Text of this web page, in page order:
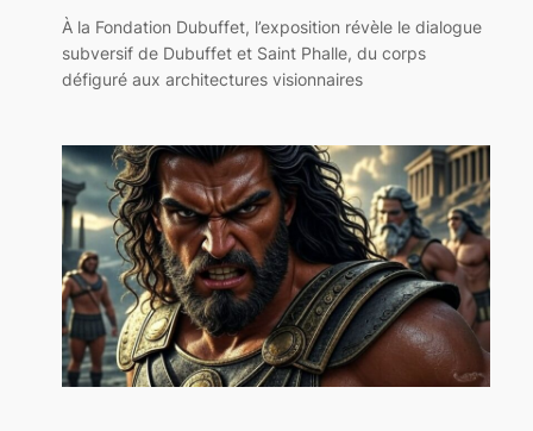
À la Fondation Dubuffet, l’exposition révèle le dialogue
subversif de Dubuffet et Saint Phalle, du corps
défiguré aux architectures visionnaires